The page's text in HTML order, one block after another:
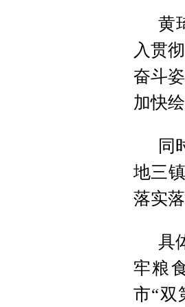
黄
入贯
奋斗
加快
同
地三
落实落
具
牢粮
市“双